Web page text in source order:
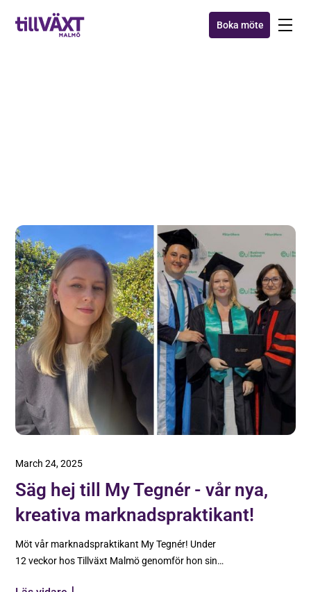
Boka möte
March 24, 2025
Säg hej till My Tegnér - vår nya,
kreativa marknadspraktikant!
Möt vår marknadspraktikant My Tegnér! Under
12 veckor hos Tillväxt Malmö genomför hon sin